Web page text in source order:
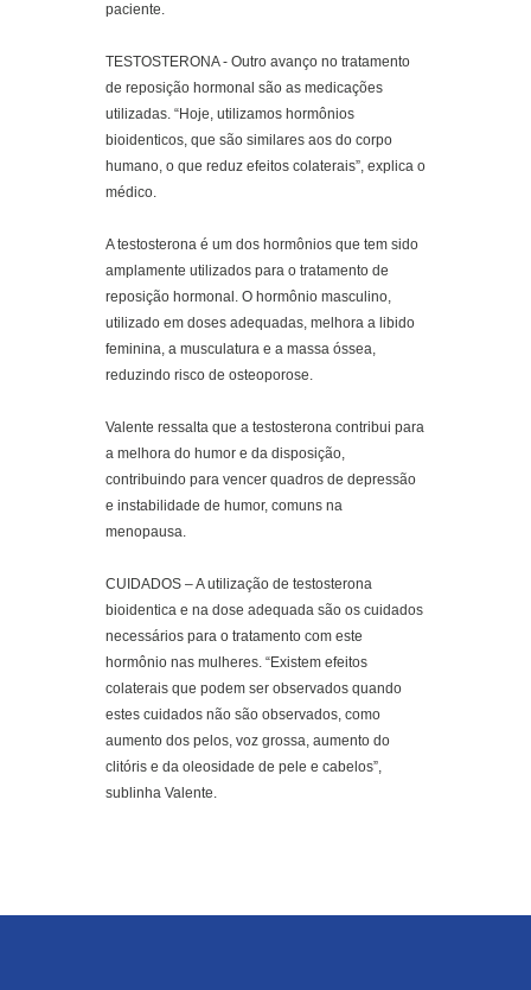
paciente.
TESTOSTERONA - Outro avanço no tratamento
de reposição hormonal são as medicações
utilizadas. “Hoje, utilizamos hormônios
bioidenticos, que são similares aos do corpo
humano, o que reduz efeitos colaterais”, explica o
médico.
A testosterona é um dos hormônios que tem sido
amplamente utilizados para o tratamento de
reposição hormonal. O hormônio masculino,
utilizado em doses adequadas, melhora a libido
feminina, a musculatura e a massa óssea,
reduzindo risco de osteoporose.
Valente ressalta que a testosterona contribui para
a melhora do humor e da disposição,
contribuindo para vencer quadros de depressão
e instabilidade de humor, comuns na
menopausa.
CUIDADOS – A utilização de testosterona
bioidentica e na dose adequada são os cuidados
necessários para o tratamento com este
hormônio nas mulheres. “Existem efeitos
colaterais que podem ser observados quando
estes cuidados não são observados, como
aumento dos pelos, voz grossa, aumento do
clitóris e da oleosidade de pele e cabelos”,
sublinha Valente.